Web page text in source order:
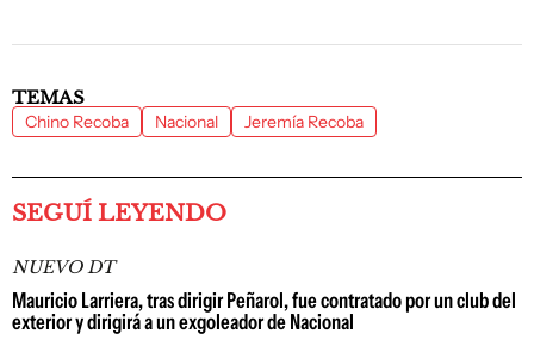
TEMAS
Chino Recoba Nacional Jeremía Recoba
SEGUÍ LEYENDO
NUEVO DT
Mauricio Larriera, tras dirigir Peñarol, fue contratado por un club del
exterior y dirigirá a un exgoleador de Nacional